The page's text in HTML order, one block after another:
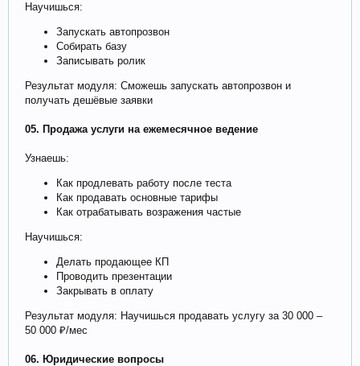
Научишься:
Запускать автопрозвон
Собирать базу
Записывать ролик
Результат модуля: Сможешь запускать автопрозвон и
получать дешёвые заявки
05. Продажа услуги на ежемесячное ведение
Узнаешь:
Как продлевать работу после теста
Как продавать основные тарифы
Как отрабатывать возражения частые
Научишься:
Делать продающее КП
Проводить презентации
Закрывать в оплату
Результат модуля: Научишься продавать услугу за 30 000 –
50 000 ₽/мес
06. Юридические вопросы